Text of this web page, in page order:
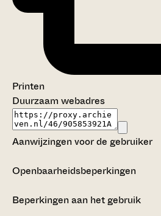
Printen
Duurzaam webadres
Aanwijzingen voor de gebruiker
Openbaarheidsbeperkingen
Beperkingen aan het gebruik